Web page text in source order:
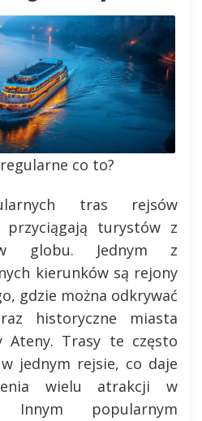
co to?
tras rejsów
przyciągają turystów z
globu. Jednym z
kierunków są rejony
gdzie można odkrywać
historyczne miasta
Ateny. Trasy te często
jednym rejsie, co daje
wielu atrakcji w
Innym popularnym